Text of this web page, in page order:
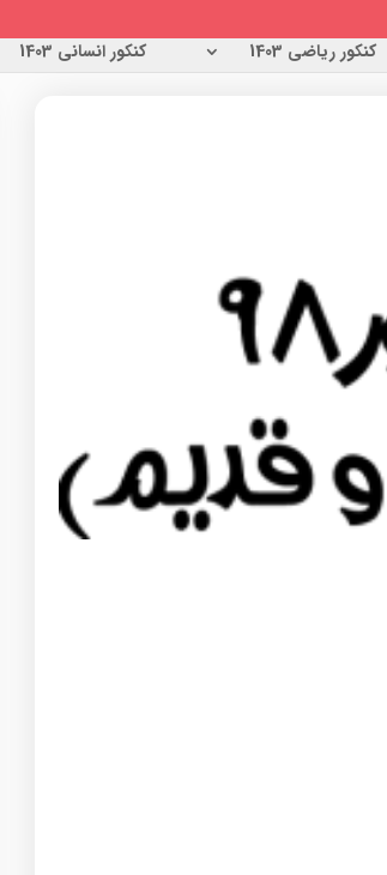
کنکور ریاضی 1403 کنکور انسانی 1403